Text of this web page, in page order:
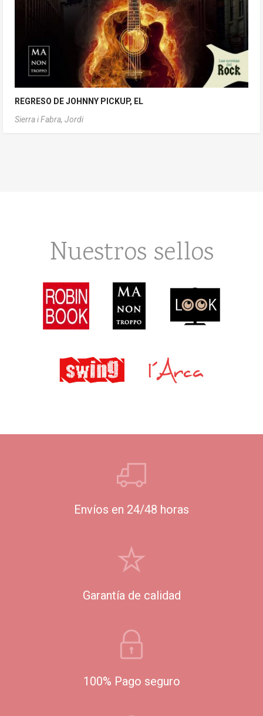
REGRESO DE JOHNNY PICKUP, EL
Sierra i Fabra, Jordi
Nuestros sellos
Envíos en 24/48 horas
Garantía de calidad
100% Pago seguro